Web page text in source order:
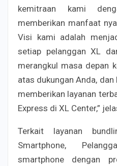
kemitraan kami
memberikan manfaat
Visi kami adalah
setiap pelanggan XL
merangkul masa depan
atas dukungan Anda,
memberikan layanan
Express di XL Center,”
Terkait layanan
Smartphone,
smartphone dengan